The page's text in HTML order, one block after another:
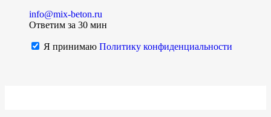
info@mix-beton.ru
Ответим за 30 мин
Я принимаю Политику конфиденциальности